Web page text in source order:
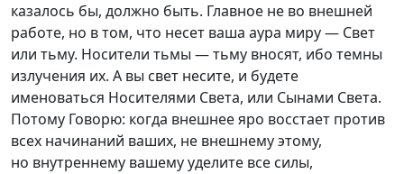
казалось бы, должно быть. Главное не во внешней
работе, но в том, что несет ваша аура миру — Свет
или тьму. Носители тьмы — тьму вносят, ибо темны
излучения их. А вы свет несите, и будете
именоваться Носителями Света, или Сынами Света.
Потому Говорю: когда внешнее яро восстает против
всех начинаний ваших, не внешнему этому,
но внутреннему вашему уделите все силы,